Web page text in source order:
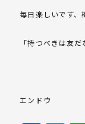
毎日楽しいです、
「持つべきは友だ
エンドウ